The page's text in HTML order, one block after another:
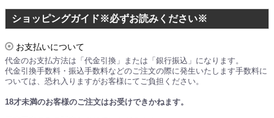
ショッピングガイド※必ずお読みください※
お支払いについて
代金のお支払方法は「代金引換」または「銀行振込」になります。
代金引換手数料・振込手数料などのご注文の際に発生いたします手数料に
ついては、恐れ入りますがお客様にてご負担ください。
18才未満のお客様のご注文はお受けできかねます。